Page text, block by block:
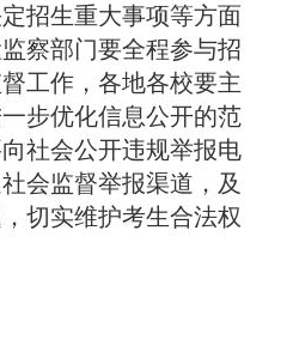
招生重大事项等方面
察部门要全程参与招
工作，各地各校要主
步优化信息公开的范
社会公开违规举报电
会监督举报渠道，及
切实维护考生合法权